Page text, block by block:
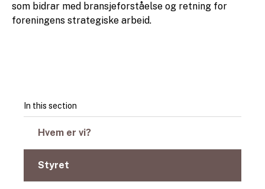
som bidrar med bransjeforståelse og retning for
foreningens strategiske arbeid.
In this section
Hvem er vi?
Styret